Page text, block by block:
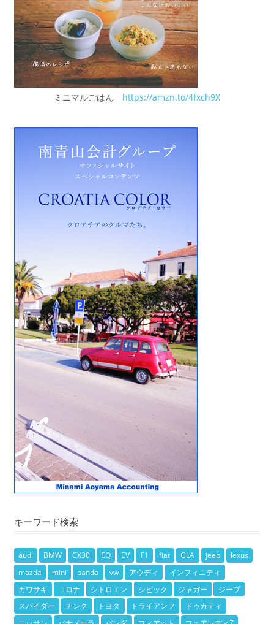
ミニマルごはん https://amzn.to/4fxch9X
キーワード検索
audi BMW CX30 EQ EV F1 fiat GLA jeep
lexus
mazda
mini panda vw アウディ
インフィニティ
カワサキ
コロナ シトロエン シビック ジャガー
ジープ
スパイダー
チンク トヨタ トライアンフ
ドゥカティ